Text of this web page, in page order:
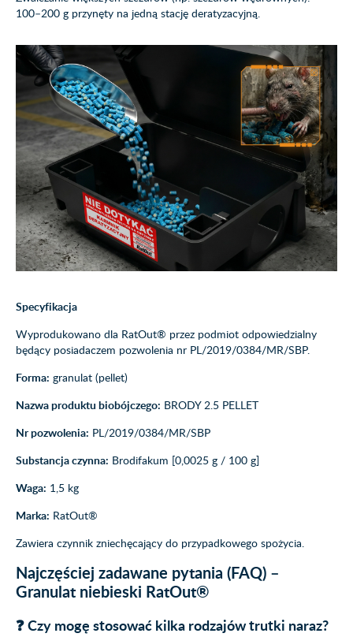
100–200 g przynęty na jedną stację deratyzacyjną.
Specyfikacja
Wyprodukowano dla RatOut® przez podmiot odpowiedzialny
będący posiadaczem pozwolenia nr PL/2019/0384/MR/SBP.
Forma: granulat (pellet)
Nazwa produktu biobójczego: BRODY 2.5 PELLET
Nr pozwolenia: PL/2019/0384/MR/SBP
Substancja czynna: Brodifakum [0,0025 g / 100 g]
Waga: 1,5 kg
Marka: RatOut®
Zawiera czynnik zniechęcający do przypadkowego spożycia.
Najczęściej zadawane pytania (FAQ) –
Granulat niebieski RatOut®
❓ Czy mogę stosować kilka rodzajów trutki naraz?